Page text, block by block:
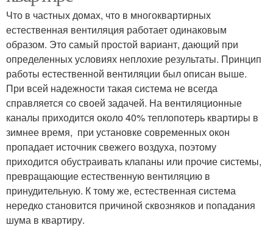
Что в частных домах, что в многоквартирных
естественная вентиляция работает одинаковым
образом. Это самый простой вариант, дающий при
определенных условиях неплохие результаты. Принцип
работы естественной вентиляции был описан выше.
При всей надежности такая система не всегда
справляется со своей задачей. На вентиляционные
каналы приходится около 40% теплопотерь квартиры в
зимнее время, при установке современных окон
пропадает источник свежего воздуха, поэтому
приходится обустраивать клапаны или прочие системы,
превращающие естественную вентиляцию в
принудительную. К тому же, естественная система
нередко становится причиной сквозняков и попадания
шума в квартиру.